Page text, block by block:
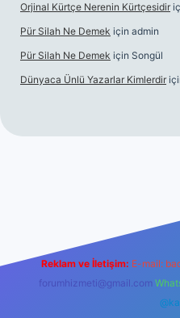
Orjinal Kürtçe Nerenin Kürtçesidir
Pür Silah Ne Demek için admin
Pür Silah Ne Demek için Songül
Dünyaca Ünlü Yazarlar Kimlerdir
Reklam ve İletişim: E-mail:
forumhizmeti@gmail.com